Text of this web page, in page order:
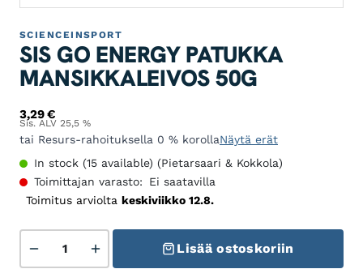
SCIENCEINSPORT
SIS GO ENERGY PATUKKA
MANSIKKALEIVOS 50G
3,29€
Sis. ALV 25,5 %
tai Resurs-rahoituksella 0 % korollaNäytä erät
In stock (15 available) (Pietarsaari & Kokkola)
Toimittajan varasto:
Ei saatavilla
Toimitus arviolta keskiviikko 12.8.
Lisää ostoskoriin